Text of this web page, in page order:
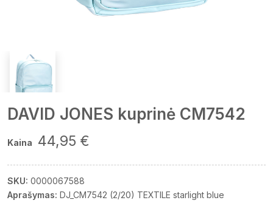
DAVID JONES kuprinė CM7542
Kaina 44,95 €
SKU: 0000067588
Aprašymas: DJ_CM7542 (2/20) TEXTILE starlight blue